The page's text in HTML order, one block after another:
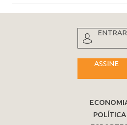
ENTRAR
ASSINE
POLÍTICA